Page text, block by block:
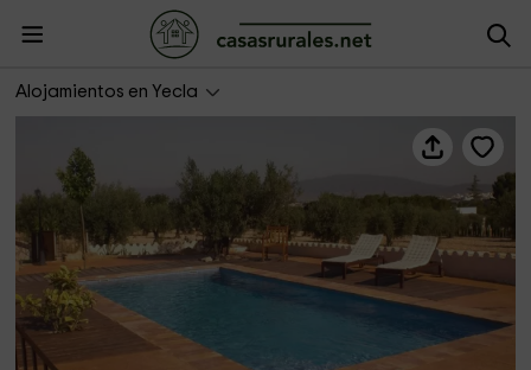
Alojamientos en Yecla
Casa Rural El Olivar de las Pepinas